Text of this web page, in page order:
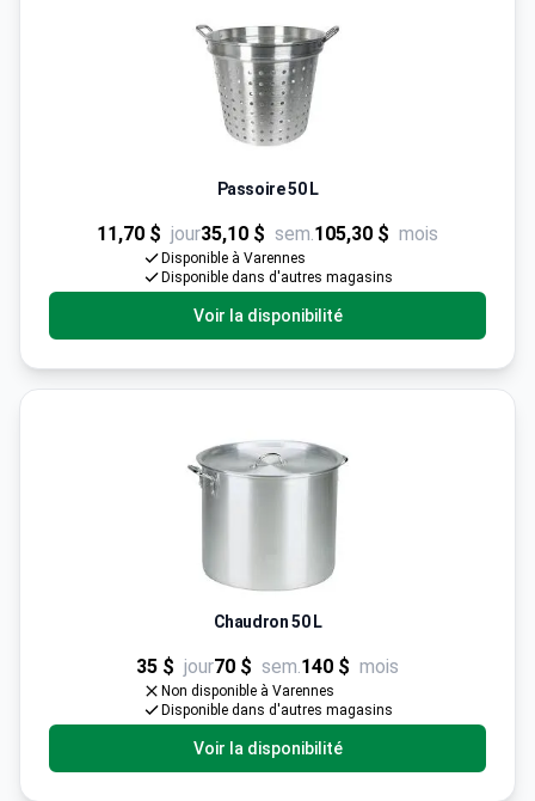
Passoire 50 L
11,70 $ jour35,10 $ sem.105,30 $ mois
Disponible à Varennes
Disponible dans d'autres magasins
Voir la disponibilité
Chaudron 50 L
35 $ jour70 $ sem.140 $ mois
Non disponible à Varennes
Disponible dans d'autres magasins
Voir la disponibilité